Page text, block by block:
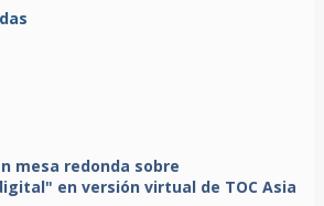
mesa redonda sobre
en versión virtual de TOC Asia